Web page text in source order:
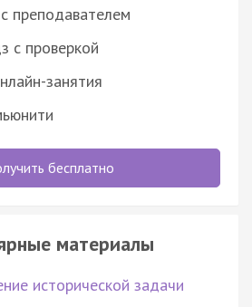
преподавателем
с проверкой
занятия
бесплатно
материалы
исторической задачи